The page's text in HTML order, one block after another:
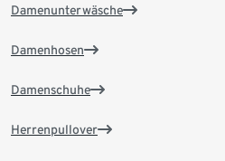
Damenunterwäsche
Damenhosen
Damenschuhe
Herrenpullover